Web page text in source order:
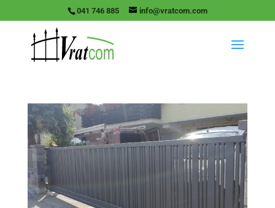
041 746 885 info@vratcom.com